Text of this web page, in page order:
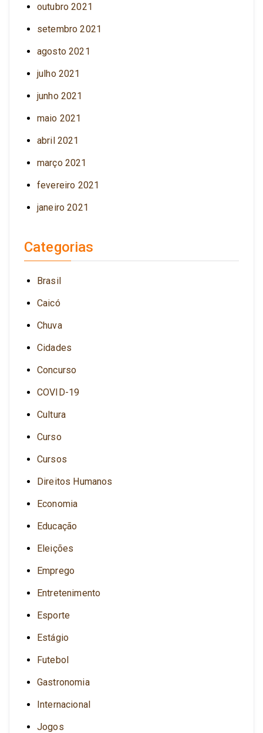
outubro 2021
setembro 2021
agosto 2021
julho 2021
junho 2021
maio 2021
abril 2021
março 2021
fevereiro 2021
janeiro 2021
Categorias
Brasil
Caicó
Chuva
Cidades
Concurso
COVID-19
Cultura
Curso
Cursos
Direitos Humanos
Economia
Educação
Eleições
Emprego
Entretenimento
Esporte
Estágio
Futebol
Gastronomia
Internacional
Jogos